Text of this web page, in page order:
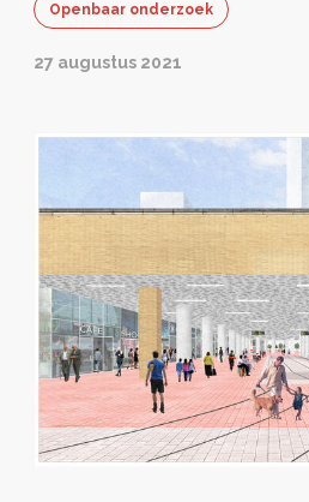
Openbaar onderzoek
27 augustus 2021